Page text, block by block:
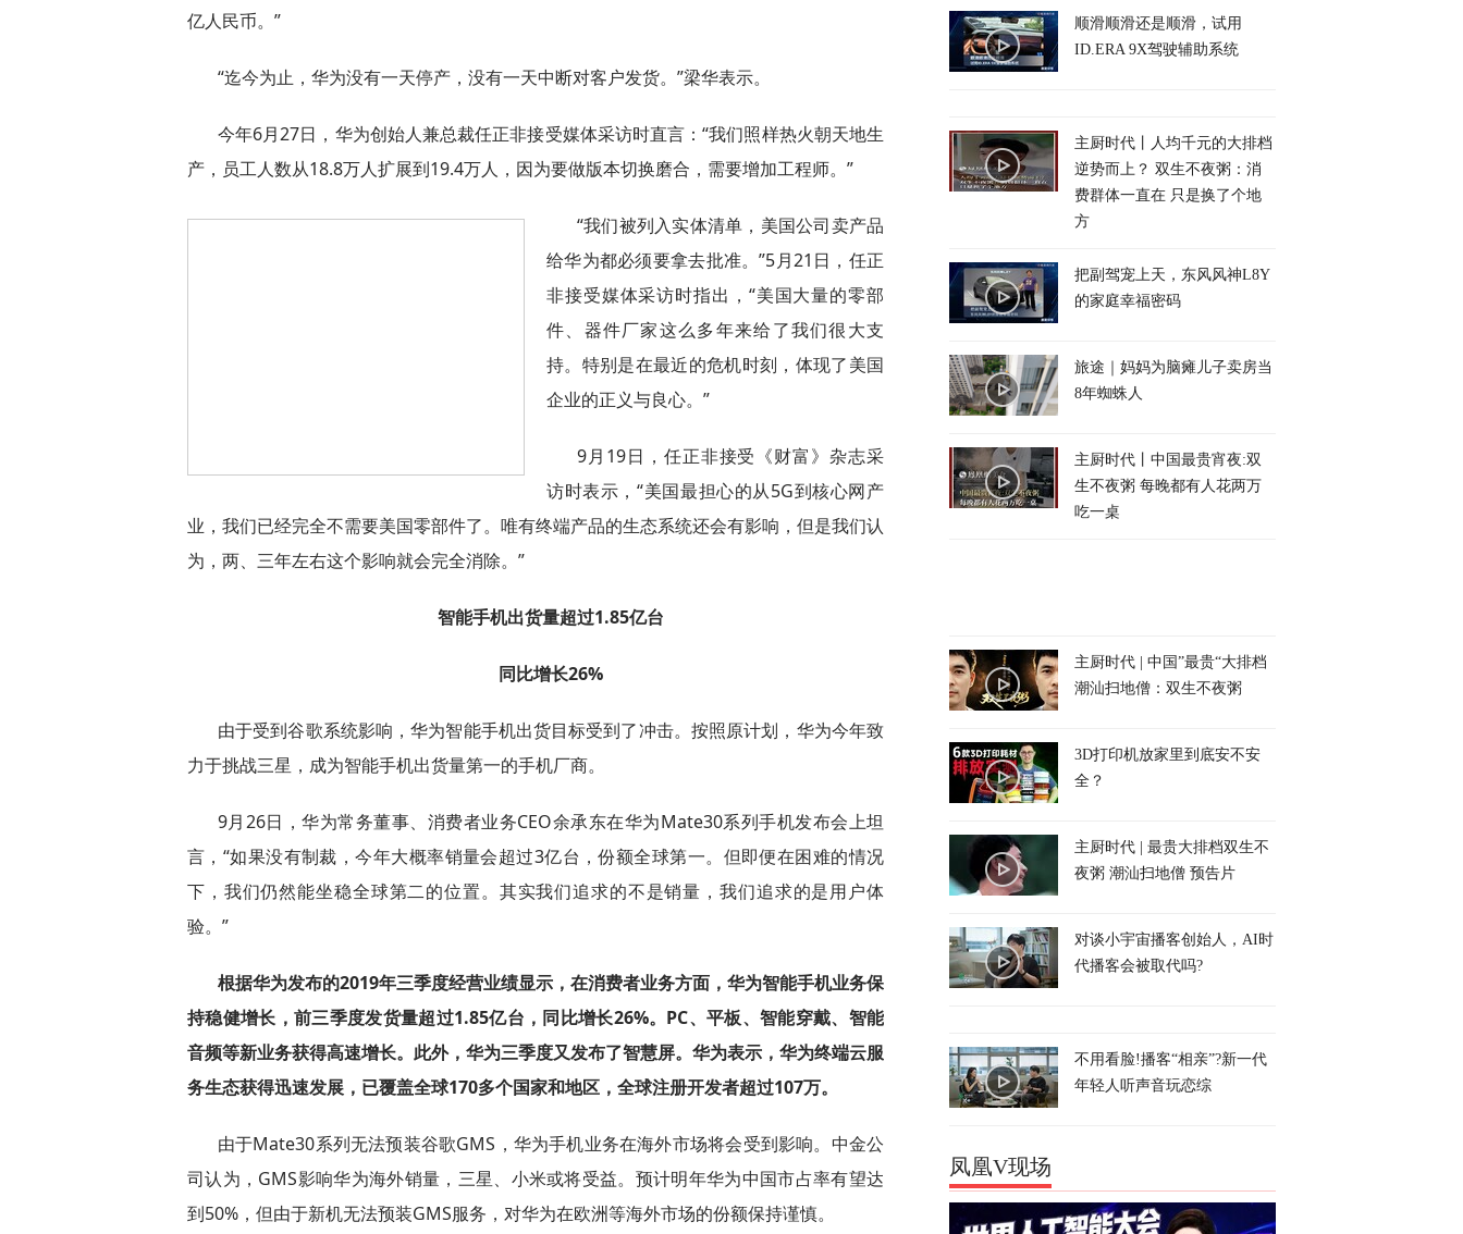
亿人民币。”
“迄今为止，华为没有一天停产，没有一天中断对客户发货。”梁华表示。
今年6月27日，华为创始人兼总裁任正非接受媒体采访时直言：“我们照样热火朝天地生
产，员工人数从18.8万人扩展到19.4万人，因为要做版本切换磨合，需要增加工程师。”
“我们被列入实体清单，美国公司卖产品
给华为都必须要拿去批准。”5月21日，任正
非接受媒体采访时指出，“美国大量的零部
件、器件厂家这么多年来给了我们很大支
持。特别是在最近的危机时刻，体现了美国
企业的正义与良心。”
9月19日，任正非接受《财富》杂志采
访时表示，“美国最担心的从5G到核心网产
业，我们已经完全不需要美国零部件了。唯有终端产品的生态系统还会有影响，但是我们认
为，两、三年左右这个影响就会完全消除。”
智能手机出货量超过1.85亿台
同比增长26%
由于受到谷歌系统影响，华为智能手机出货目标受到了冲击。按照原计划，华为今年致
力于挑战三星，成为智能手机出货量第一的手机厂商。
9月26日，华为常务董事、消费者业务CEO余承东在华为Mate30系列手机发布会上坦
言，“如果没有制裁，今年大概率销量会超过3亿台，份额全球第一。但即便在困难的情况
下，我们仍然能坐稳全球第二的位置。其实我们追求的不是销量，我们追求的是用户体
验。”
根据华为发布的2019年三季度经营业绩显示，在消费者业务方面，华为智能手机业务保
持稳健增长，前三季度发货量超过1.85亿台，同比增长26%。PC、平板、智能穿戴、智能
音频等新业务获得高速增长。此外，华为三季度又发布了智慧屏。华为表示，华为终端云服
务生态获得迅速发展，已覆盖全球170多个国家和地区，全球注册开发者超过107万。
由于Mate30系列无法预装谷歌GMS，华为手机业务在海外市场将会受到影响。中金公
司认为，GMS影响华为海外销量，三星、小米或将受益。预计明年华为中国市占率有望达
到50%，但由于新机无法预装GMS服务，对华为在欧洲等海外市场的份额保持谨慎。
顺滑顺滑还是顺滑，试用
ID.ERA 9X驾驶辅助系统
主厨时代丨人均千元的大排档
逆势而上？ 双生不夜粥：消
费群体一直在 只是换了个地
方
把副驾宠上天，东风风神L8Y
的家庭幸福密码
旅途｜妈妈为脑瘫儿子卖房当
8年蜘蛛人
主厨时代丨中国最贵宵夜:双
生不夜粥 每晚都有人花两万
吃一桌
主厨时代 | 中国”最贵“大排档
潮汕扫地僧：双生不夜粥
3D打印机放家里到底安不安
全？
主厨时代 | 最贵大排档双生不
夜粥 潮汕扫地僧 预告片
对谈小宇宙播客创始人，AI时
代播客会被取代吗?
不用看脸!播客“相亲”?新一代
年轻人听声音玩恋综
凤凰V现场